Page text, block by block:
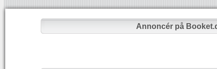
Annoncér på